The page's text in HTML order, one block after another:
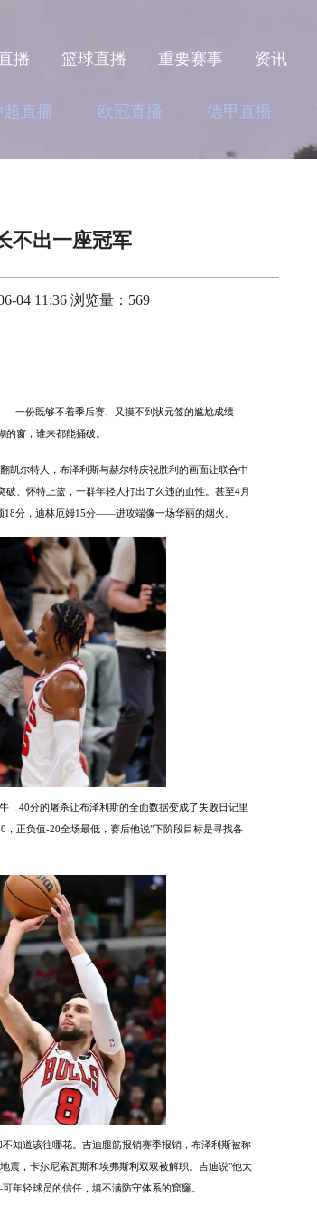
播 篮球直播 重要赛事 资讯
超直播 欧冠直播 德甲直播
不出一座冠军
04 11:36 浏览量：569
一份既够不着季后赛、又摸不到状元签的尴尬成绩
窗，谁来都能捅破。
凯尔特人，布泽利斯与赫尔特庆祝胜利的画面让联合中
、怀特上篮，一群年轻人打出了久违的血性。甚至4月
分，迪林厄姆15分——进攻端像一场华丽的烟火。
，40分的屠杀让布泽利斯的全面数据变成了失败日记里
正负值-20全场最低，赛后他说"下阶段目标是寻找各
知道该往哪花。吉迪腿筋报销赛季报销，布泽利斯被称
震，卡尔尼索瓦斯和埃弗斯利双双被解职。吉迪说"他太
轻球员的信任，填不满防守体系的窟窿。